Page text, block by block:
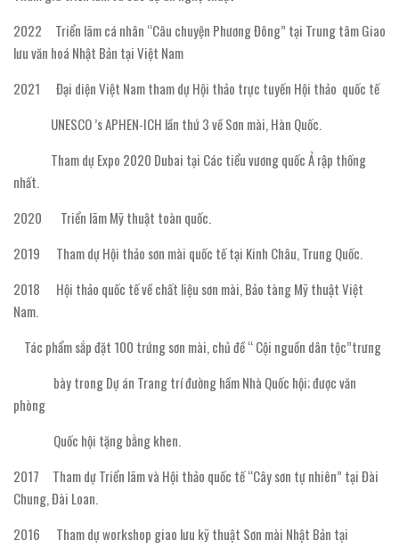
2022 Triển lãm cá nhân “Câu chuyện Phương Đông” tại Trung tâm Giao
lưu văn hoá Nhật Bản tại Việt Nam
2021 Đại diện Việt Nam tham dự Hội thảo trực tuyến Hội thảo quốc tế
UNESCO ’s APHEN-ICH lần thứ 3 về Sơn mài, Hàn Quốc.
Tham dự Expo 2020 Dubai tại Các tiểu vương quốc Ả rập thống
nhất.
2020 Triển lãm Mỹ thuật toàn quốc.
2019 Tham dự Hội thảo sơn mài quốc tế tại Kinh Châu, Trung Quốc.
2018 Hội thảo quốc tế về chất liệu sơn mài, Bảo tàng Mỹ thuật Việt
Nam.
Tác phẩm sắp đặt 100 trứng sơn mài, chủ đề “ Cội nguồn dân tộc”trưng
bày trong Dự án Trang trí đường hầm Nhà Quốc hội; được văn
phòng
Quốc hội tặng bằng khen.
2017 Tham dự Triển lãm và Hội thảo quốc tế “Cây sơn tự nhiên” tại Đài
Chung, Đài Loan.
2016 Tham dự workshop giao lưu kỹ thuật Sơn mài Nhật Bản tại